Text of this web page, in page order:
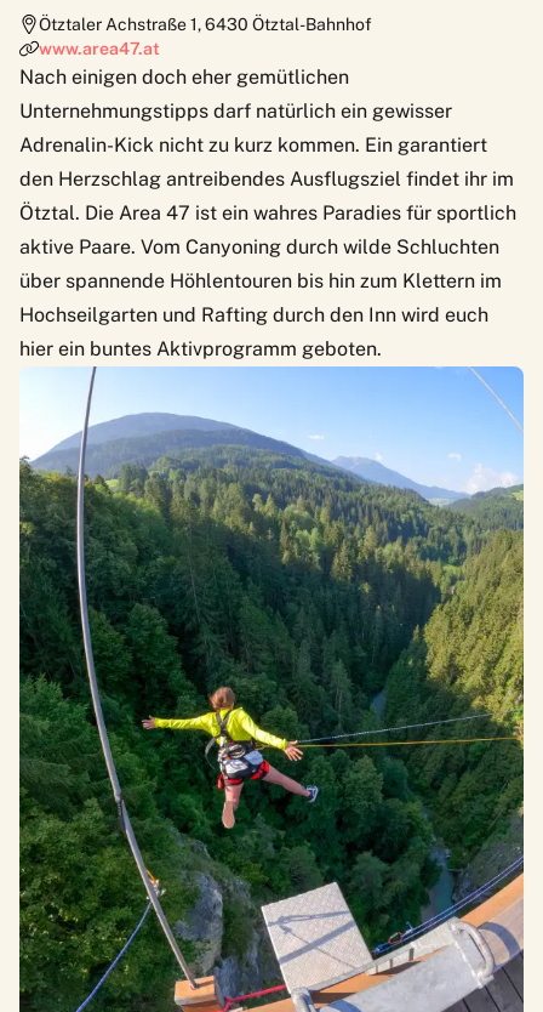
Ötztaler Achstraße 1,6430 Ötztal-Bahnhof
www.area47.at
Nach einigen doch eher gemütlichen
Unternehmungstipps darf natürlich ein gewisser
Adrenalin-Kick nicht zu kurz kommen. Ein garantiert
den Herzschlag antreibendes Ausflugsziel findet ihr im
Ötztal. Die Area 47 ist ein wahres Paradies für sportlich
aktive Paare. Vom Canyoning durch wilde Schluchten
über spannende Höhlentouren bis hin zum Klettern im
Hochseilgarten und Rafting durch den Inn wird euch
hier ein buntes Aktivprogramm geboten.